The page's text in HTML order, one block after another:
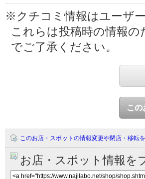
※クチコミ情報はユーザ
これらは投稿時の情報
でご了承ください。
この
このお店・スポットの情報変更や閉店・移転
お店・スポット情報を